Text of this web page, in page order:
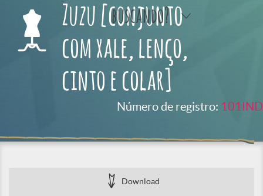
buscando?
Zuzu [conjunto
com xale, lenço,
cinto e colar]
Número de registro: 101IND
Download